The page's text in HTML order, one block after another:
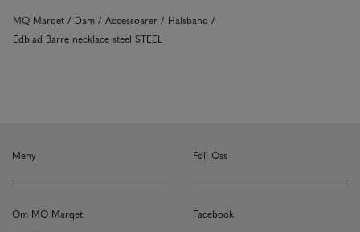
MQ Marqet Dam Accessoarer
Halsband
Edblad Barre necklace steel STEEL
Meny
Om MQ Marqet
Följ Oss
Facebook